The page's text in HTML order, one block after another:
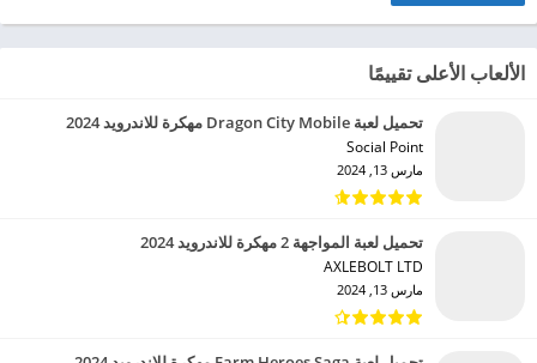
الألعاب الأعلى تقييمًا
تحميل لعبة Dragon City Mobile مهكرة للاندرويد 2024
Social Point‏
مارس 13, 2024
تحميل لعبة المواجهة 2 مهكرة للاندرويد 2024
AXLEBOLT LTD‏
مارس 13, 2024